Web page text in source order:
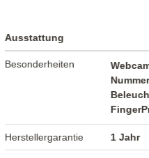
Ausstattung
Besonderheiten
Herstellergarantie 1 Jahr